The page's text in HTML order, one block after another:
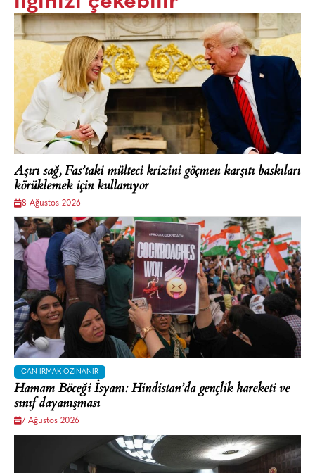
Aşırı sağ, Fas’taki mülteci krizini göçmen karşıtı baskıları
körüklemek için kullanıyor
8 Ağustos 2026
CAN IRMAK ÖZINANIR
Hamam Böceği İsyanı: Hindistan’da gençlik hareketi ve
sınıf dayanışması
7 Ağustos 2026